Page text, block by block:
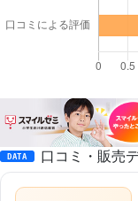
DATA 口コミ・販売